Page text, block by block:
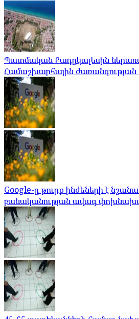
Պատմական Քադըկալեսին
Համաշխարհային
Google-ը թուրք ինժեների է
բանականության ավագ